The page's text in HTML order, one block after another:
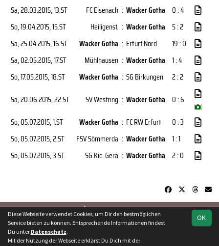
Sa, 28.03.2015, 13.ST FC Eisenach : Wacker Gotha 0 : 4
So, 19.04.2015, 15.ST Heiligenst. : Wacker Gotha 5 : 2
Sa, 25.04.2015, 16.ST Wacker Gotha : Erfurt Nord
19 : 0
Sa, 02.05.2015, 17.ST Mühlhausen : Wacker Gotha 1 : 4
So, 17.05.2015, 18.ST Wacker Gotha : SG Birkungen
2 : 2
Sa, 20.06.2015, 22.ST SV Westring : Wacker Gotha 0 : 6
( )
So, 05.07.2015, 1.ST Wacker Gotha : FC RW Erfurt
0 : 3
So, 05.07.2015, 2.ST FSV Sömmerda : Wacker Gotha 1 : 1
So, 05.07.2015, 3.ST SG Kic. Gera : Wacker Gotha 2 : 0
soccero.de
Besucherstatistik
Datenschutz
OK
Diese Webseite verwendet Cookies, um Dir den bestmöglichen
Service bieten zu können. Entsprechende Informationen findest
Du unter Datenschutz.
Mit der Nutzung der Webseite erklärst Du Dich mit der